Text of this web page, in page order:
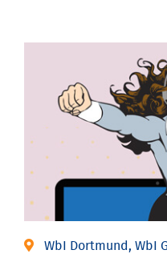
WbI Dortmund, WbI